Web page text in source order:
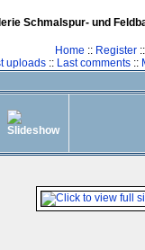
Schmalspur- und
Home :: Register ::
uploads:: Last comments::